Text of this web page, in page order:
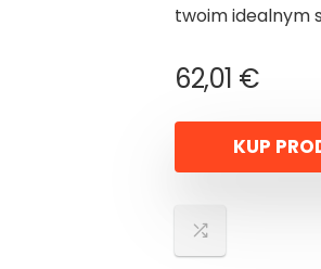
twoim idealnym
62,01 €
KUP